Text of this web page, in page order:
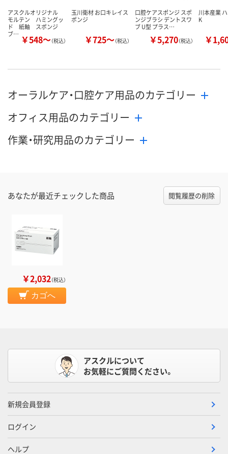
アスクルオリジナル
モルテン ハミングッ
ド 紙軸 スポンジ
ブ… ￥548～（税込）
玉川衛材 お口キレイス
ポンジ
￥725～（税込）
口腔ケアスポンジ スポ
ンジブラシ デントスワ
ブ U型 プラス…
￥5,270（税込）
川本産業
K
￥
オーラルケア・口腔ケア用品のカテゴリー
オフィス用品のカテゴリー
作業・研究用品のカテゴリー
あなたが最近チェックした商品 閲覧履歴の削除
￥2,032（税込）
カゴへ
アスクルについて
お気軽にご質問ください。
新規会員登録
ログイン
ヘルプ